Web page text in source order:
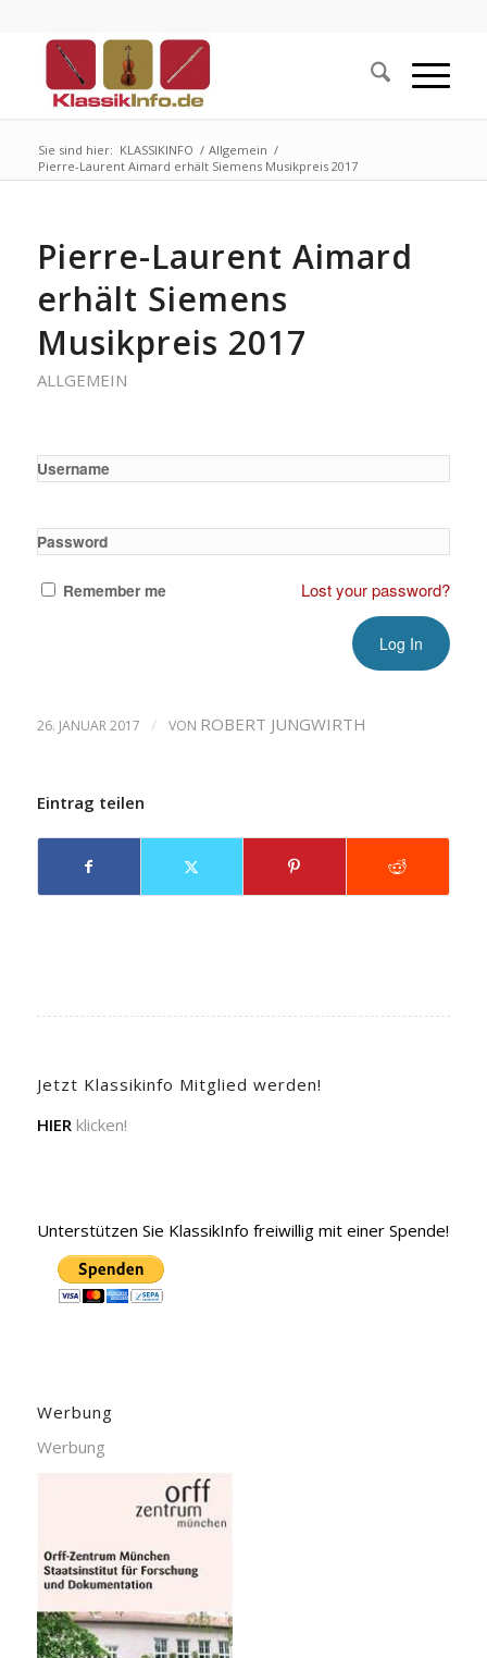
Sie sind hier: KLASSIKINFO / Allgemein /
Pierre-Laurent Aimard erhält Siemens Musikpreis 2017
Pierre-Laurent Aimard
erhält Siemens
Musikpreis 2017
ALLGEMEIN
Username
Password
Remember me Lost your password?
26. JANUAR 2017 / VON ROBERT JUNGWIRTH
Eintrag teilen
Jetzt Klassikinfo Mitglied werden!
HIER klicken!
Unterstützen Sie KlassikInfo freiwillig mit einer Spende!
Werbung
Werbung